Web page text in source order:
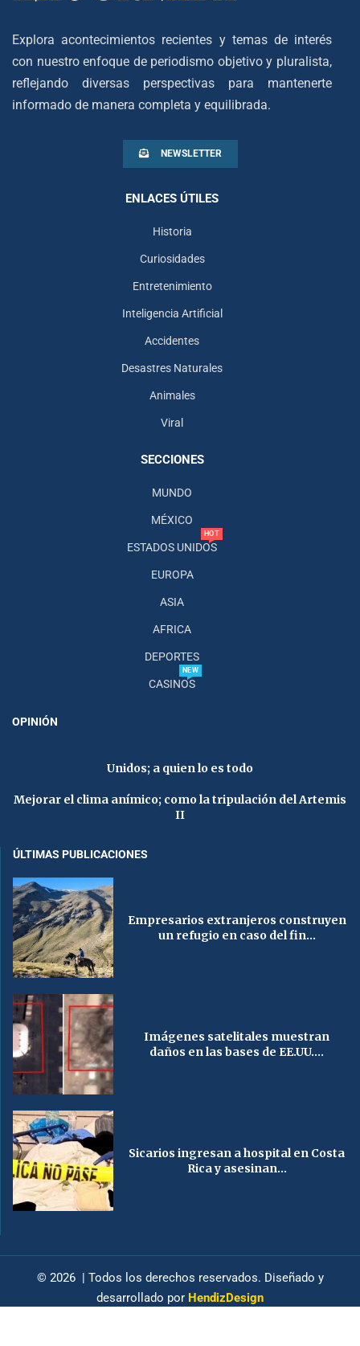
Explora acontecimientos recientes y temas de interés
con nuestro enfoque de periodismo objetivo y pluralista,
reflejando diversas perspectivas para mantenerte
informado de manera completa y equilibrada.
NEWSLETTER
ENLACES ÚTILES
Historia
Curiosidades
Entretenimiento
Inteligencia Artificial
Accidentes
Desastres Naturales
Animales
Viral
SECCIONES
MUNDO
MÉXICO
ESTADOS UNIDOS
HOT
EUROPA
ASIA
AFRICA
DEPORTES
CASINOS
NEW
OPINIÓN
Unidos; a quien lo es todo
Mejorar el clima anímico; como la tripulación del Artemis
II
ÚLTIMAS PUBLICACIONES
Empresarios extranjeros construyen
un refugio en caso del fin...
Imágenes satelitales muestran
daños en las bases de EE.UU....
Sicarios ingresan a hospital en Costa
Rica y asesinan...
© 2026 | Todos los derechos reservados. Diseñado y
desarrollado por HendizDesign